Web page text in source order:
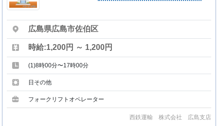
広島県広島市佐伯区
時給:1,200円 ～ 1,200円
(1)8時00分〜17時00分
日その他
フォークリフトオペレーター
西鉄運輸 株式会社 広島支店